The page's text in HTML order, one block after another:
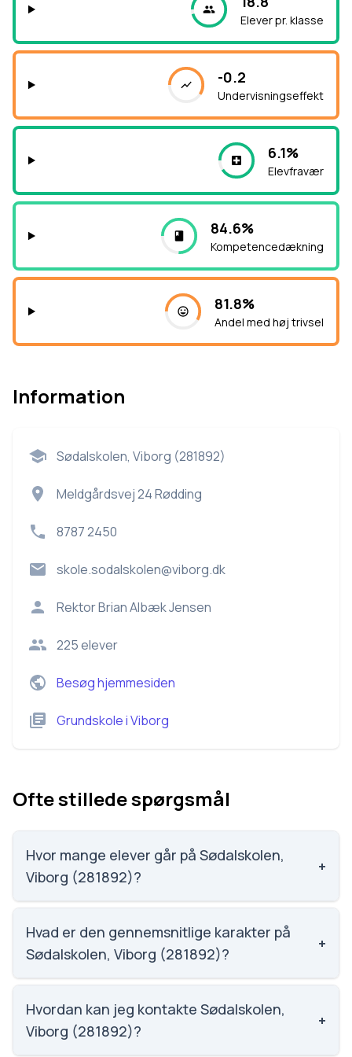
Elever pr. klasse
-0.2
Undervisningseffekt
6.1%
Elevfravær
84.6%
Kompetencedækning
81.8%
Andel med høj trivsel
Information
Sødalskolen, Viborg (281892)
Meldgårdsvej 24 Rødding
8787 2450
skole.sodalskolen@viborg.dk
RektorBrian Albæk Jensen
225elever
Besøg hjemmesiden
GrundskoleiViborg
Ofte stillede spørgsmål
Hvor mange elever går på Sødalskolen,
Viborg (281892)?
+
Sødalskolen, Viborg (281892) har 225 elever, hvilket
gør den til nummer 1110 ud af 3143 skoler.
Hvad er den gennemsnitlige karakter på
Sødalskolen, Viborg (281892)?
+
Karaktergennemsnittet på Sødalskolen, Viborg
(281892) er 7, nummer 979 ud af 3143 skoler.
Hvordan kan jeg kontakte Sødalskolen,
Viborg (281892)?
+